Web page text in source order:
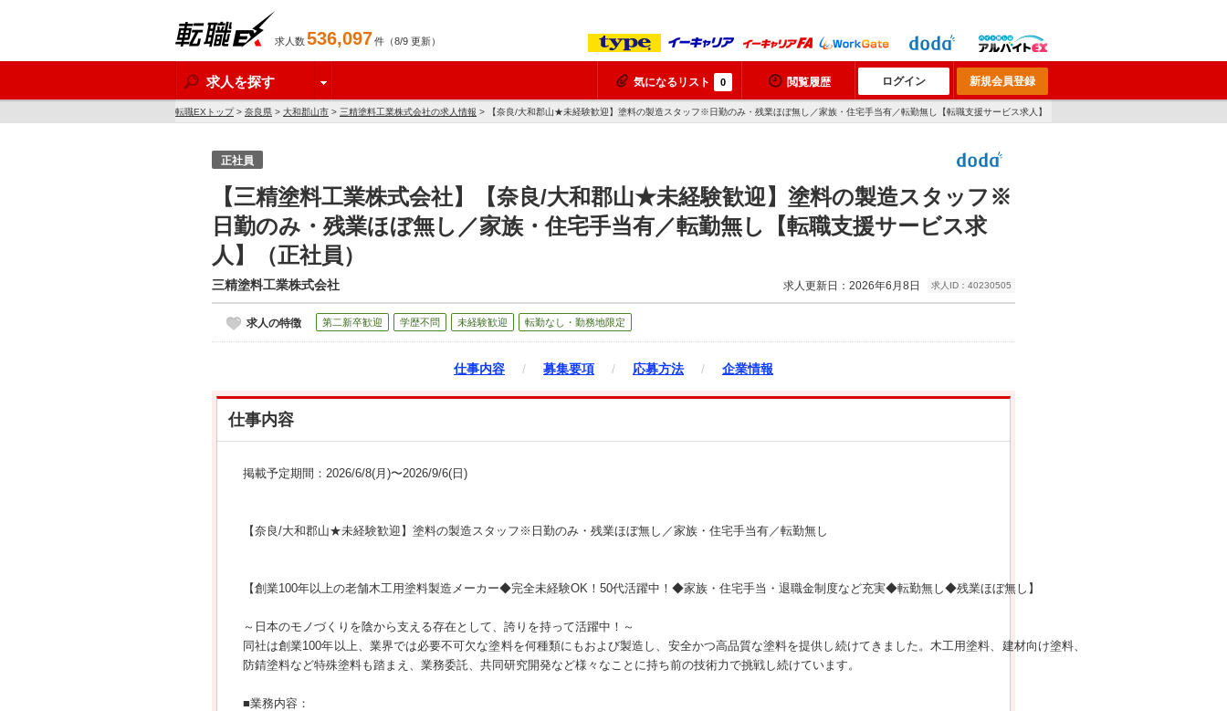
求人数536,097件（8/9 更新）
求人を探す 気になるリスト 0 閲覧履歴 ログイン 新規会員登録
転職EXトップ> 奈良県 > 大和郡山市 > 三精塗料工業株式会社の求人情報 > 【奈良/大和郡山★未経験歓迎】塗料の製造スタッフ※日勤のみ・残業ほぼ無し／家族・住宅手当有／転勤無し【転職支援サービス求人】
正社員
【三精塗料工業株式会社】【奈良/大和郡山★未経験歓迎】塗料の製造スタッフ※
日勤のみ・残業ほぼ無し／家族・住宅手当有／転勤無し【転職支援サービス求
人】（正社員）
三精塗料工業株式会社 求人更新日：2026年6月8日 求人ID：40230505
求人の特徴 第二新卒歓迎 学歴不問 未経験歓迎 転勤なし・勤務地限定
仕事内容 / 募集要項 / 応募方法 / 企業情報
仕事内容
掲載予定期間：2026/6/8(月)〜2026/9/6(日)
【奈良/大和郡山★未経験歓迎】塗料の製造スタッフ※日勤のみ・残業ほぼ無し／家族・住宅手当有／転勤無し
【創業100年以上の老舗木工用塗料製造メーカー◆完全未経験OK！50代活躍中！◆家族・住宅手当・退職金制度など充実◆転勤無し◆残業ほぼ無し】
～日本のモノづくりを陰から支える存在として、誇りを持って活躍中！～
同社は創業100年以上、業界では必要不可欠な塗料を何種類にもおよび製造し、安全かつ高品質な塗料を提供し続けてきました。木工用塗料、建材向け塗料、
防錆塗料など特殊塗料も踏まえ、業務委託、共同研究開発など様々なことに持ち前の技術力で挑戦し続けています。
■業務内容：